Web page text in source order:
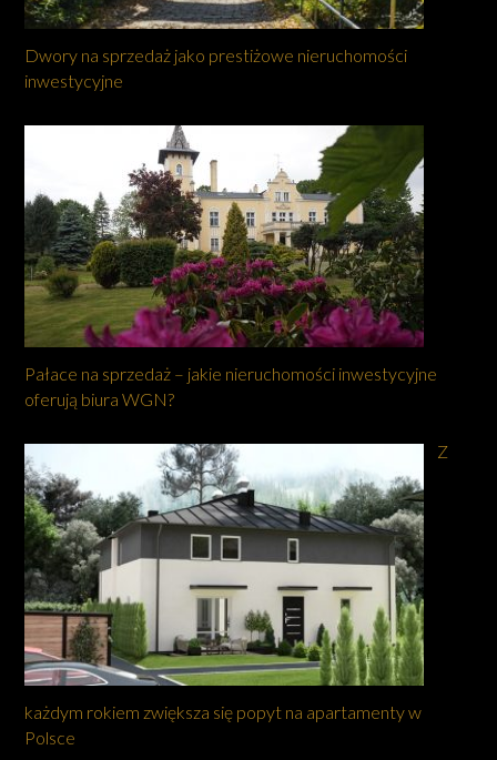
Dwory na sprzedaż jako prestiżowe nieruchomości
inwestycyjne
Pałace na sprzedaż – jakie nieruchomości inwestycyjne
oferują biura WGN?
Z
każdym rokiem zwiększa się popyt na apartamenty w
Polsce